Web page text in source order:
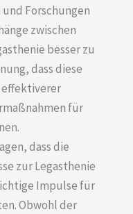
Forschungen
zwischen
besser zu
dass diese
effektiverer
für
dass die
zur Legasthenie
Impulse für
Obwohl der